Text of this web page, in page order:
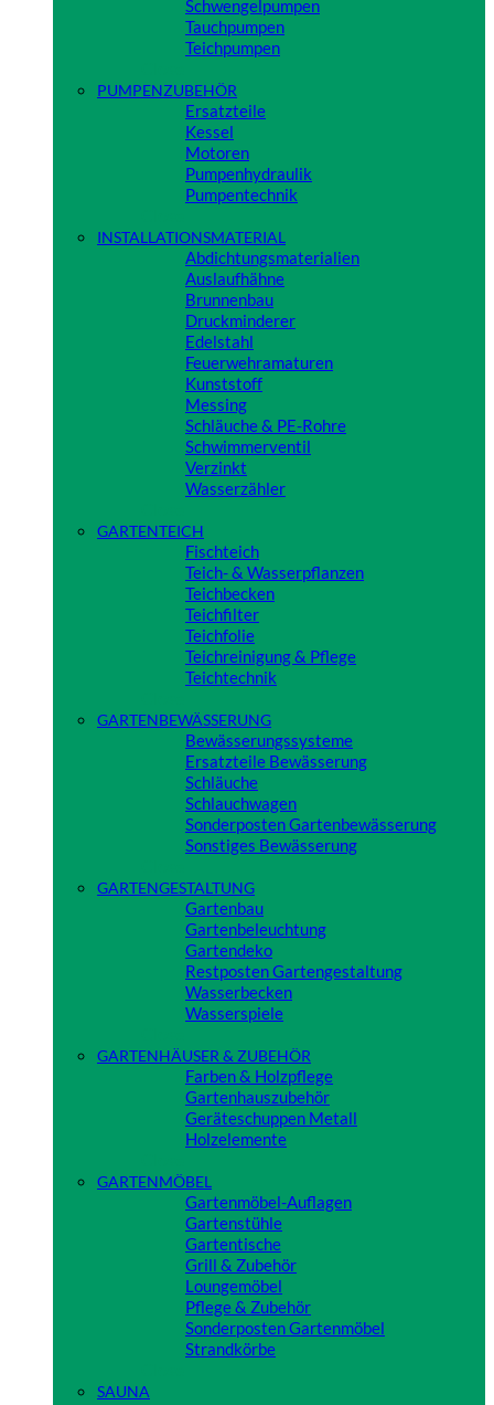
Schwengelpumpen
Tauchpumpen
Teichpumpen
PUMPENZUBEHÖR
Ersatzteile
Kessel
Motoren
Pumpenhydraulik
Pumpentechnik
INSTALLATIONSMATERIAL
Abdichtungsmaterialien
Auslaufhähne
Brunnenbau
Druckminderer
Edelstahl
Feuerwehramaturen
Kunststoff
Messing
Schläuche & PE-Rohre
Schwimmerventil
Verzinkt
Wasserzähler
GARTENTEICH
Fischteich
Teich- & Wasserpflanzen
Teichbecken
Teichfilter
Teichfolie
Teichreinigung & Pflege
Teichtechnik
GARTENBEWÄSSERUNG
Bewässerungssysteme
Ersatzteile Bewässerung
Schläuche
Schlauchwagen
Sonderposten Gartenbewässerung
Sonstiges Bewässerung
GARTENGESTALTUNG
Gartenbau
Gartenbeleuchtung
Gartendeko
Restposten Gartengestaltung
Wasserbecken
Wasserspiele
GARTENHÄUSER & ZUBEHÖR
Farben & Holzpflege
Gartenhauszubehör
Geräteschuppen Metall
Holzelemente
GARTENMÖBEL
Gartenmöbel-Auflagen
Gartenstühle
Gartentische
Grill & Zubehör
Loungemöbel
Pflege & Zubehör
Sonderposten Gartenmöbel
Strandkörbe
SAUNA